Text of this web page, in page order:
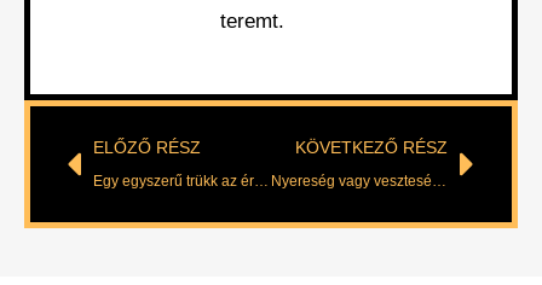
teremt.
ELŐZŐ RÉSZ KÖVETKEZŐ RÉSZ